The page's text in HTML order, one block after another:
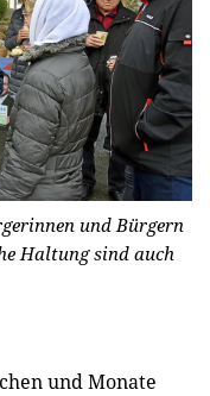
und Bürgern
Haltung sind auch
und Monate